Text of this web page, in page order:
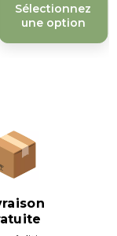
Sélectionnez
une option